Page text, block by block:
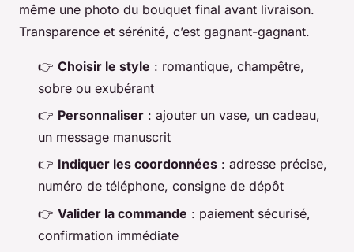
même une photo du bouquet final avant livraison.
Transparence et sérénité, c’est gagnant-gagnant.
👉 Choisir le style : romantique, champêtre,
sobre ou exubérant
👉 Personnaliser : ajouter un vase, un cadeau,
un message manuscrit
👉 Indiquer les coordonnées : adresse précise,
numéro de téléphone, consigne de dépôt
👉 Valider la commande : paiement sécurisé,
confirmation immédiate